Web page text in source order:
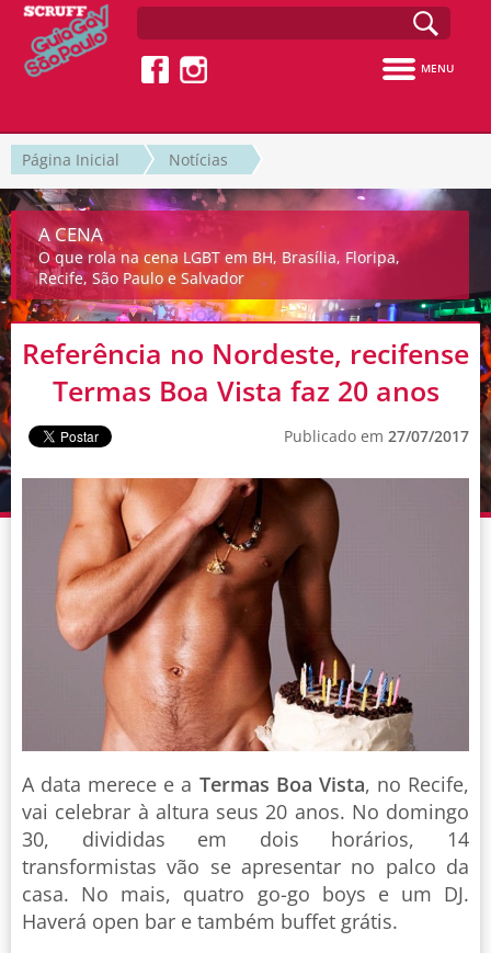
MENU
Página Inicial Notícias
A CENA
O que rola na cena LGBT em BH, Brasília, Floripa,
Recife, São Paulo e Salvador
Referência no Nordeste, recifense
Termas Boa Vista faz 20 anos
Publicado em 27/07/2017
A data merece e a Termas Boa Vista, no Recife,
vai celebrar à altura seus 20 anos. No domingo
30, divididas em dois horários, 14
transformistas vão se apresentar no palco da
casa. No mais, quatro go-go boys e um DJ.
Haverá open bar e também buffet grátis.